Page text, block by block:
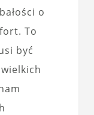
o
To
być